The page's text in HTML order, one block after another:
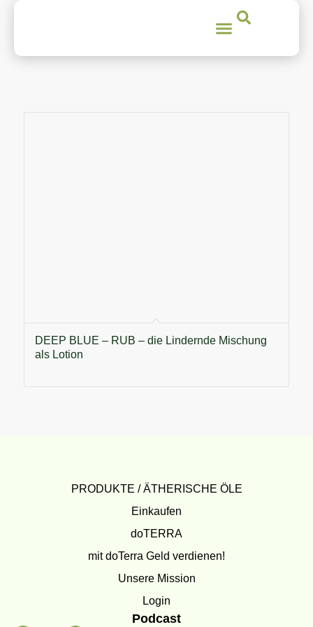
DEEP BLUE – RUB – die Lindernde Mischung
als Lotion
PRODUKTE / ÄTHERISCHE ÖLE
Einkaufen
doTERRA
mit doTerra Geld verdienen!
Unsere Mission
Login
Podcast